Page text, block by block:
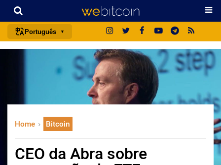
Português
deutsch
中文
Home Bitcoin
CEO da Abra sobre